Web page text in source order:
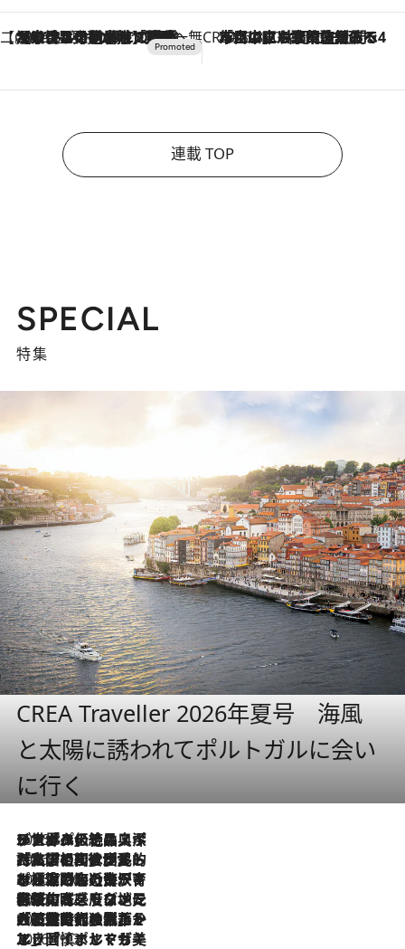
【CREA×星野リゾート】唯一無二。癒しと発見が待つ場所へ
2026.8.7
【トンボの足水浴】ヒノキの香りに包まれて涼感マックス！約13℃の湧水かけ流しを避暑地「星野温泉 トンボの湯」で体験 CREA'S CHOICE
2026.8.7
「立川にも歌舞伎があるんだよ」 片岡仁左衛門・市川中車ら豪華座組みで4年目の立川立飛歌舞伎へ
連載 TOP
SPECIAL
特集
CREA Traveller 2026年夏号 海風
と太陽に誘われてポルトガルに会い
に行く
2026.8.8
リスボンの絶品スイーツ「パステル・デ・ナタ」とは？ポルトガル伝統の奥深い世界へ
2026.7.27
「私の祖国はポルトガル語です」国民的詩人フェルナンド・ペソアと、彼が愛した文学の街を歩く
2026.7.26
ポルトガル近海が育む極上の海の幸。キリリと冷えた白ワインと愉しむ、シーフード専門店の贅沢
2026.7.22
伝統の味をモダンに昇華。高感度な地元客が集う、リスボンの最旬ガストロノミー
2026.7.21
大航海時代の栄華から、震災、独裁、そして革命へ。ポルトガル・首都リスボンの石畳に刻まれた「歴史の光と影」
2026.7.13
エッセイ・ヤマザキマリ「慎ましくも美しき国 ポルトガル」